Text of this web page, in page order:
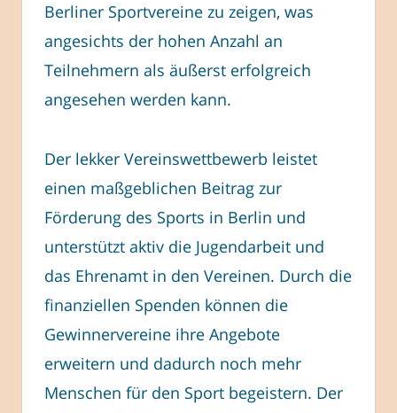
Berliner Sportvereine zu zeigen, was
angesichts der hohen Anzahl an
Teilnehmern als äußerst erfolgreich
angesehen werden kann.
Der lekker Vereinswettbewerb leistet
einen maßgeblichen Beitrag zur
Förderung des Sports in Berlin und
unterstützt aktiv die Jugendarbeit und
das Ehrenamt in den Vereinen. Durch die
finanziellen Spenden können die
Gewinnervereine ihre Angebote
erweitern und dadurch noch mehr
Menschen für den Sport begeistern. Der